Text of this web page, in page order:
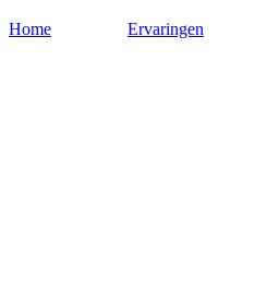
Home Ervaringen